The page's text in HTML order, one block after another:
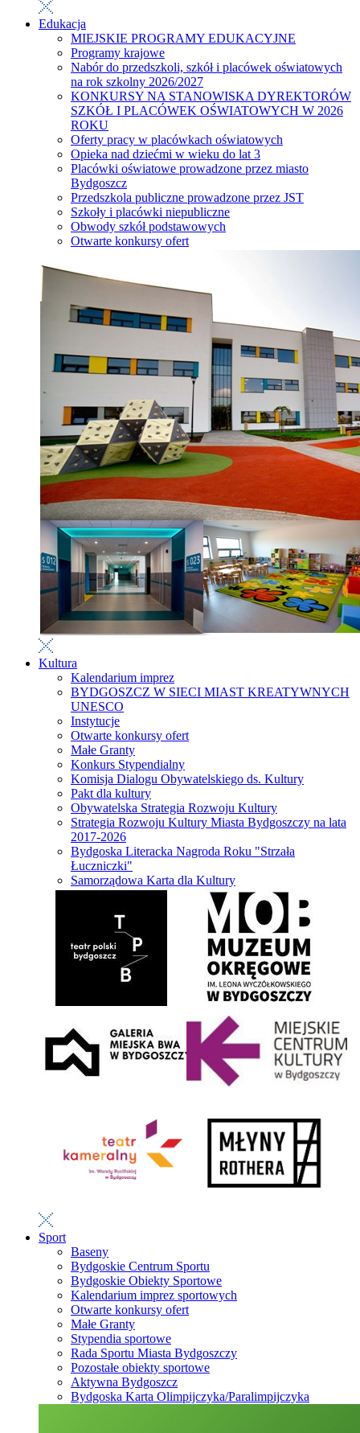
Edukacja
MIEJSKIE PROGRAMY EDUKACYJNE
Programy krajowe
Nabór do przedszkoli, szkół i placówek oświatowych
na rok szkolny 2026/2027
KONKURSY NA STANOWISKA DYREKTORÓW
SZKÓŁ I PLACÓWEK OŚWIATOWYCH W 2026
ROKU
Oferty pracy w placówkach oświatowych
Opieka nad dziećmi w wieku do lat 3
Placówki oświatowe prowadzone przez miasto
Bydgoszcz
Przedszkola publiczne prowadzone przez JST
Szkoły i placówki niepubliczne
Obwody szkół podstawowych
Otwarte konkursy ofert
Kultura
Kalendarium imprez
BYDGOSZCZ W SIECI MIAST KREATYWNYCH
UNESCO
Instytucje
Otwarte konkursy ofert
Małe Granty
Konkurs Stypendialny
Komisja Dialogu Obywatelskiego ds. Kultury
Pakt dla kultury
Obywatelska Strategia Rozwoju Kultury
Strategia Rozwoju Kultury Miasta Bydgoszczy na lata
2017-2026
Bydgoska Literacka Nagroda Roku "Strzała
Łuczniczki"
Samorządowa Karta dla Kultury
Sport
Baseny
Bydgoskie Centrum Sportu
Bydgoskie Obiekty Sportowe
Kalendarium imprez sportowych
Otwarte konkursy ofert
Małe Granty
Stypendia sportowe
Rada Sportu Miasta Bydgoszczy
Pozostałe obiekty sportowe
Aktywna Bydgoszcz
Bydgoska Karta Olimpijczyka/Paralimpijczyka